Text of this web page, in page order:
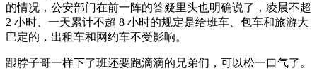
的情况，公安部门在前一阵的答疑里头也明确说了，凌晨不超
2 小时、一天累计不超 8 小时的规定是给班车、包车和旅游大
巴定的，出租车和网约车不受影响。
跟脖子哥一样下了班还要跑滴滴的兄弟们，可以松一口气了。